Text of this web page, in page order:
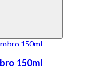
150ml